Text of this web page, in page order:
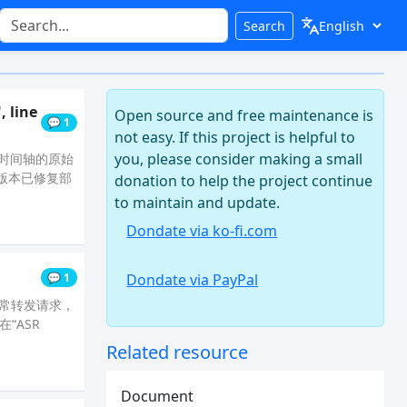
Search
line
💬 1
间轴的原始
本已修复部
💬 1
转发请求，
“ASR
Open source and free maintenance is
not easy. If this project is helpful to
you, please consider making a small
donation to help the project continue
to maintain and update.
Dondate via ko-fi.com
Dondate via PayPal
Related resource
Document